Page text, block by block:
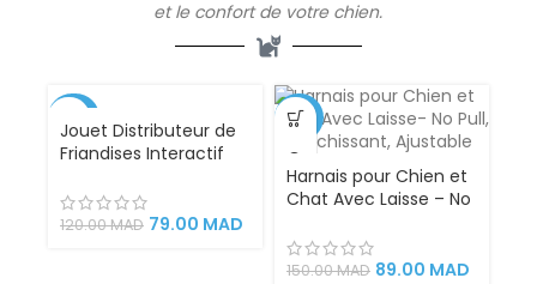
et le confort de votre chien.
Jouet Distributeur de
Friandises Interactif
Éducatif et Stimulant
pour Éveiller l’Instinct
120.00MAD 79.00 MAD
-41%
Harnais pour Chien et
Chat Avec Laisse – No
Ajustable
150.00MAD 89.00 MAD